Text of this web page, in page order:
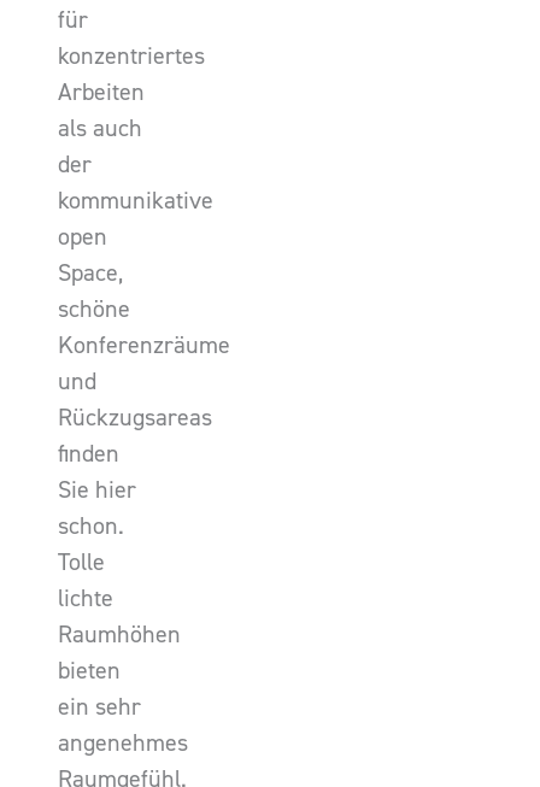
für
konzentriertes
Arbeiten
als auch
der
kommunikative
open
Space,
schöne
Konferenzräume
und
Rückzugsareas
finden
Sie hier
schon.
Tolle
lichte
Raumhöhen
bieten
ein sehr
angenehmes
Raumgefühl.